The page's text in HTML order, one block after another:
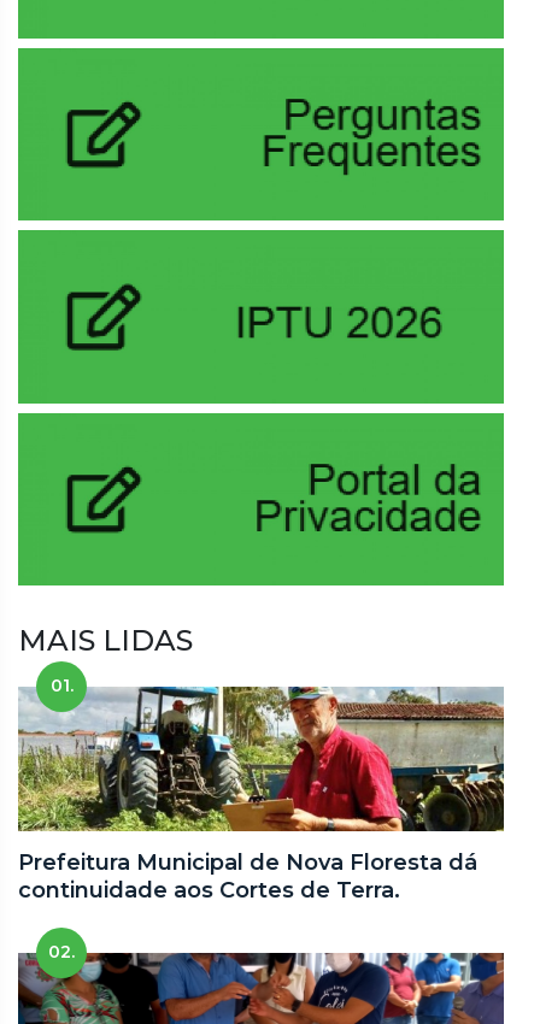
MAIS LIDAS
01.
Prefeitura Municipal de Nova Floresta dá
continuidade aos Cortes de Terra.
02.